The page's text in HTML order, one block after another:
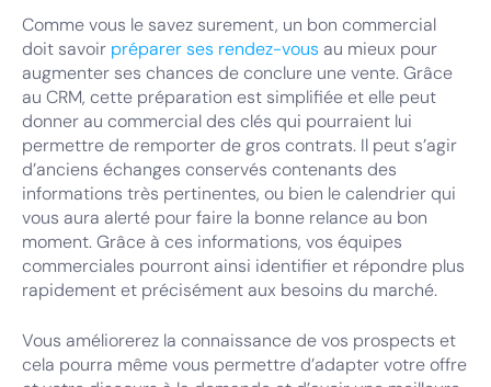
Comme vous le savez surement, un bon commercial
doit savoir préparer ses rendez-vous au mieux pour
augmenter ses chances de conclure une vente. Grâce
au CRM, cette préparation est simplifiée et elle peut
donner au commercial des clés qui pourraient lui
permettre de remporter de gros contrats. Il peut s’agir
d’anciens échanges conservés contenants des
informations très pertinentes, ou bien le calendrier qui
vous aura alerté pour faire la bonne relance au bon
moment. Grâce à ces informations, vos équipes
commerciales pourront ainsi identifier et répondre plus
rapidement et précisément aux besoins du marché.
Vous améliorerez la connaissance de vos prospects et
cela pourra même vous permettre d’adapter votre offre